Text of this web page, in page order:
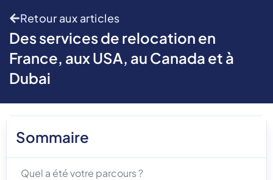
Retour aux articles
Des services de relocation en
France, aux USA, au Canada et à
Dubai
Sommaire
Quel a été votre parcours ?